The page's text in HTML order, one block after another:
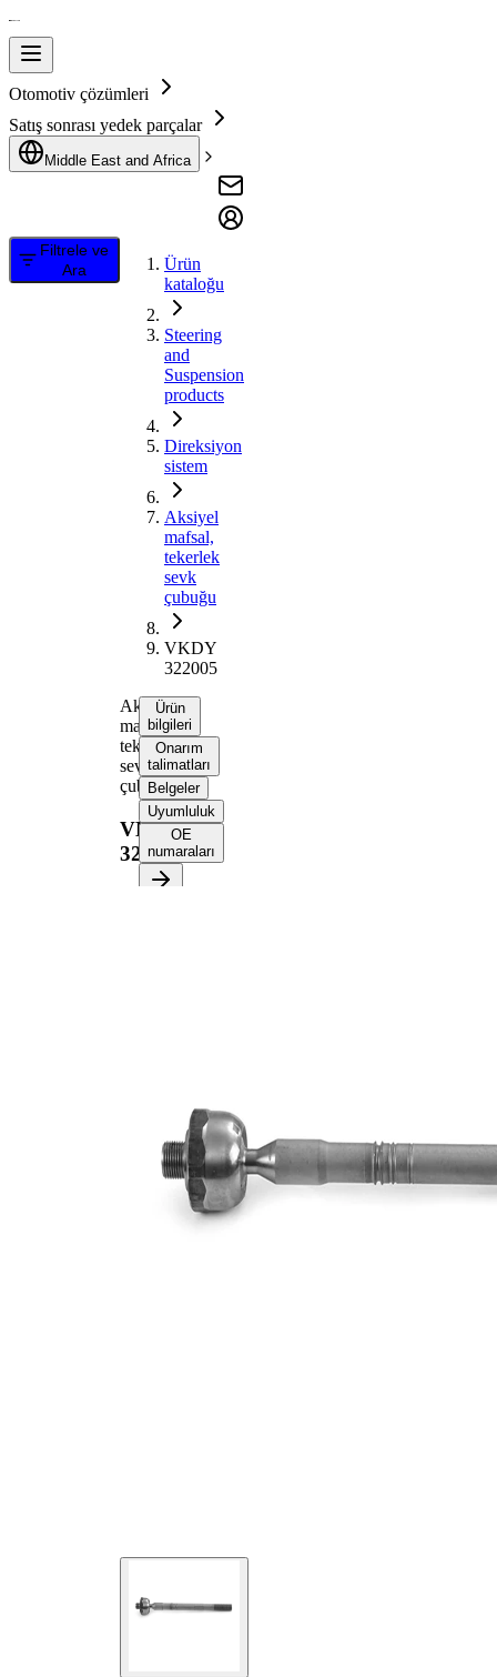
Otomotiv çözümleri
Satış sonrası yedek parçalar
Middle East and Africa
Filtrele ve
Ara
Ürün
kataloğu
Steering
and
Suspension
products
Direksiyon
sistem
Aksiyel
mafsal,
tekerlek
sevk
çubuğu
VKDY
322005
Aksiyel
mafsal,
tekerlek
sevk
çubuğu
VKDY
322005
Ürün
bilgileri
Onarım
talimatları
Belgeler
Uyumluluk
OE
numaraları
açıklama
ölçüsü 1
M16 x
1,5